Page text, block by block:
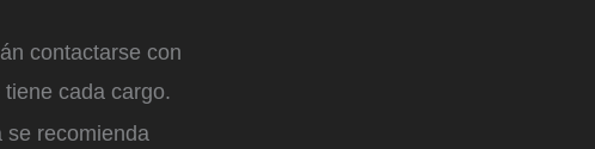
contactarse con
cada cargo.
se recomienda